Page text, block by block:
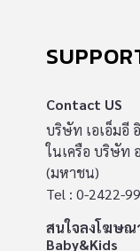
Contact US
บริษัท เอเอ็มอี
ในเครือ บริษัท
(มหาชน)
Tel : 0-2422-
สนใจลงโฆษณ
Baby&Kids